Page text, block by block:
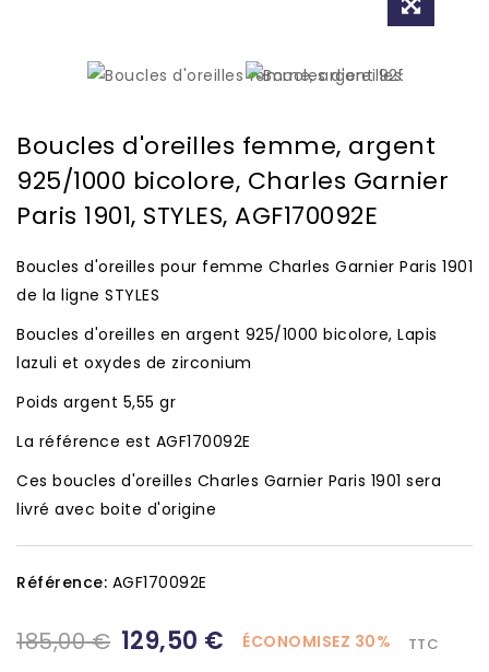
Boucles d'oreilles femme, argent
925/1000 bicolore, Charles Garnier
Paris 1901, STYLES, AGF170092E
Boucles d'oreilles pour femme Charles Garnier Paris 1901
de la ligne STYLES
Boucles d'oreilles en argent 925/1000 bicolore, Lapis
lazuli et oxydes de zirconium
Poids argent 5,55 gr
La référence est AGF170092E
Ces boucles d'oreilles Charles Garnier Paris 1901 sera
livré avec boite d'origine
Référence: AGF170092E
185,00 € 129,50 € ÉCONOMISEZ 30% TTC